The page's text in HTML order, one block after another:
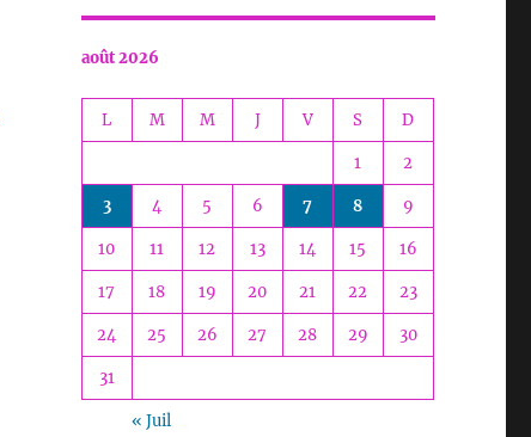
août 2026
L M M J V S D
1 2
3 4 5 6 7 8 9
10 11 12 13 14 15 16
17 18 19 20 21 22 23
24 25 26 27 28 29 30
31
« Juil